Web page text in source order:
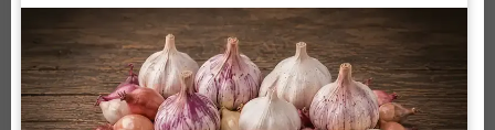
Vergrößern durch berühren
Blauer Lein für Werbezwecke (100
Weitere Einstellungen
Alle akzeptieren
Alle ablehnen